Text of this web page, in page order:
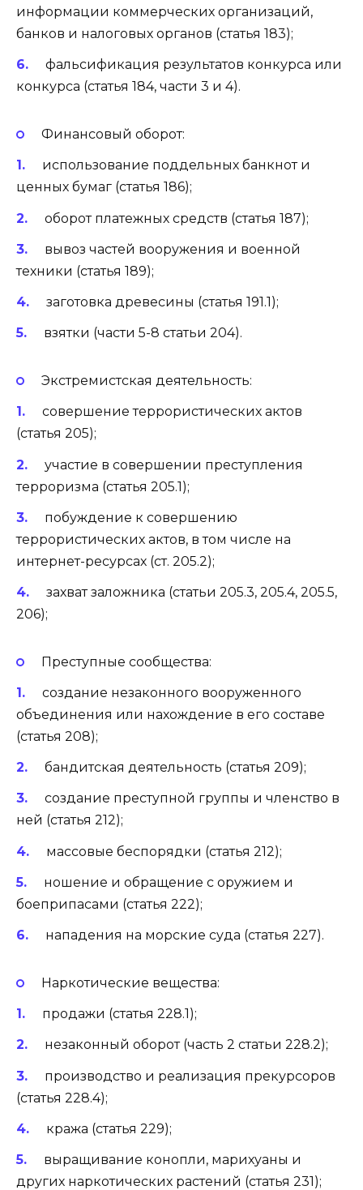
информации коммерческих организаций,
банков и налоговых органов (статья 183);
фальсификация результатов конкурса или
конкурса (статья 184, части 3 и 4).
Финансовый оборот:
использование поддельных банкнот и
ценных бумаг (статья 186);
оборот платежных средств (статья 187);
вывоз частей вооружения и военной
техники (статья 189);
заготовка древесины (статья 191.1);
взятки (части 5-8 статьи 204).
Экстремистская деятельность:
совершение террористических актов
(статья 205);
участие в совершении преступления
терроризма (статья 205.1);
побуждение к совершению
террористических актов, в том числе на
интернет-ресурсах (ст. 205.2);
захват заложника (статьи 205.3, 205.4, 205.5,
206);
Преступные сообщества:
создание незаконного вооруженного
объединения или нахождение в его составе
(статья 208);
бандитская деятельность (статья 209);
создание преступной группы и членство в
ней (статья 212);
массовые беспорядки (статья 212);
ношение и обращение с оружием и
боеприпасами (статья 222);
нападения на морские суда (статья 227).
Наркотические вещества:
продажи (статья 228.1);
незаконный оборот (часть 2 статьи 228.2);
производство и реализация прекурсоров
(статья 228.4);
кража (статья 229);
выращивание конопли, марихуаны и
других наркотических растений (статья 231);